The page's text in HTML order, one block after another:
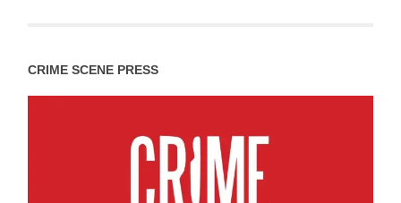
CRIME SCENE PRESS